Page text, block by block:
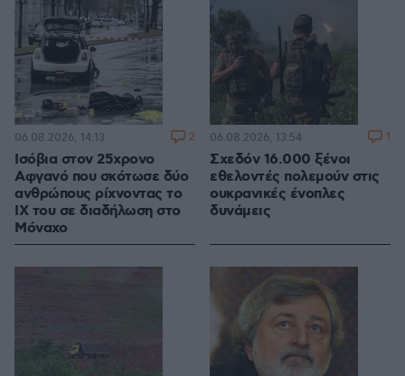
Ισόβια στον 25χρονο
Αφγανό που σκότωσε δύο
ανθρώπους ρίχνοντας το
ΙΧ του σε διαδήλωση στο
Μόναχο
06.08.2026, 14:13 2
Σχεδόν 16.000 ξένοι
εθελοντές πολεμούν στις
ουκρανικές ένοπλες
δυνάμεις
06.08.2026, 13:54 1